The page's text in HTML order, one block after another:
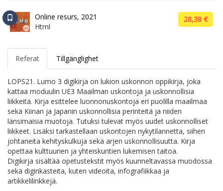
Online resurs, 2021
Html
28,38 €
Referat Tillgänglighet
LOPS21. Lumo 3 digikirja on lukion uskonnon oppikirja, joka
kattaa moduulin UE3 Maailman uskontoja ja uskonnollisia
liikkeitä. Kirja esittelee luonnonuskontoja eri puolilla maailmaa
sekä Kiinan ja Japanin uskonnollisia perinteitä ja niiden
länsimaisia muotoja. Tutuksi tulevat myös uudet uskonnolliset
liikkeet. Lisäksi tarkastellaan uskontojen nykytilannetta, siihen
johtaneita kehityskulkuja sekä arjen uskonnollisuutta. Kirja
opettaa kulttuurien ja yhteiskuntien lukemisen taitoa.
Digikirja sisältää opetustekstit myös kuunneltavassa muodossa
sekä digirikasteita, kuten videoita, infografiikkaa ja
artikkelilinkkejä.